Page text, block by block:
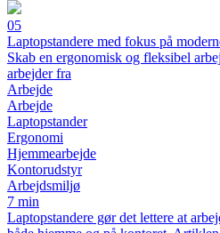
05
Laptopstandere med fokus på
Skab en ergonomisk og fleksibel
arbejder fra
Arbejde
Arbejde
Laptopstander
Ergonomi
Hjemmearbejde
Kontorudstyr
Arbejdsmiljø
7 min
Laptopstandere gør det lettere at